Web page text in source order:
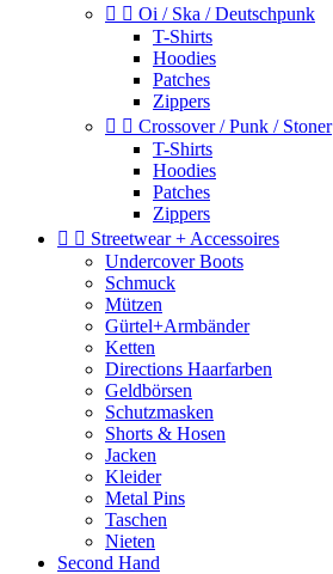
  Oi / Ska / Deutschpunk
T-Shirts
Hoodies
Patches
Zippers
  Crossover / Punk / Stoner
T-Shirts
Hoodies
Patches
Zippers
  Streetwear + Accessoires
Undercover Boots
Schmuck
Mützen
Gürtel+Armbänder
Ketten
Directions Haarfarben
Geldbörsen
Schutzmasken
Shorts & Hosen
Jacken
Kleider
Metal Pins
Taschen
Nieten
Second Hand